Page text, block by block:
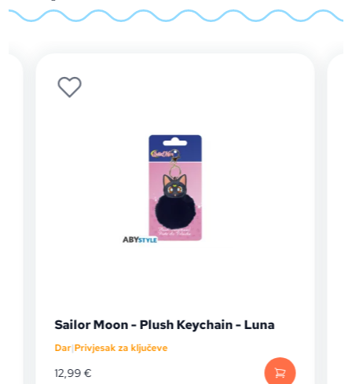
Sailor Moon - Plush Keychain - Luna
Dar|Privjesak za ključeve
12,99€